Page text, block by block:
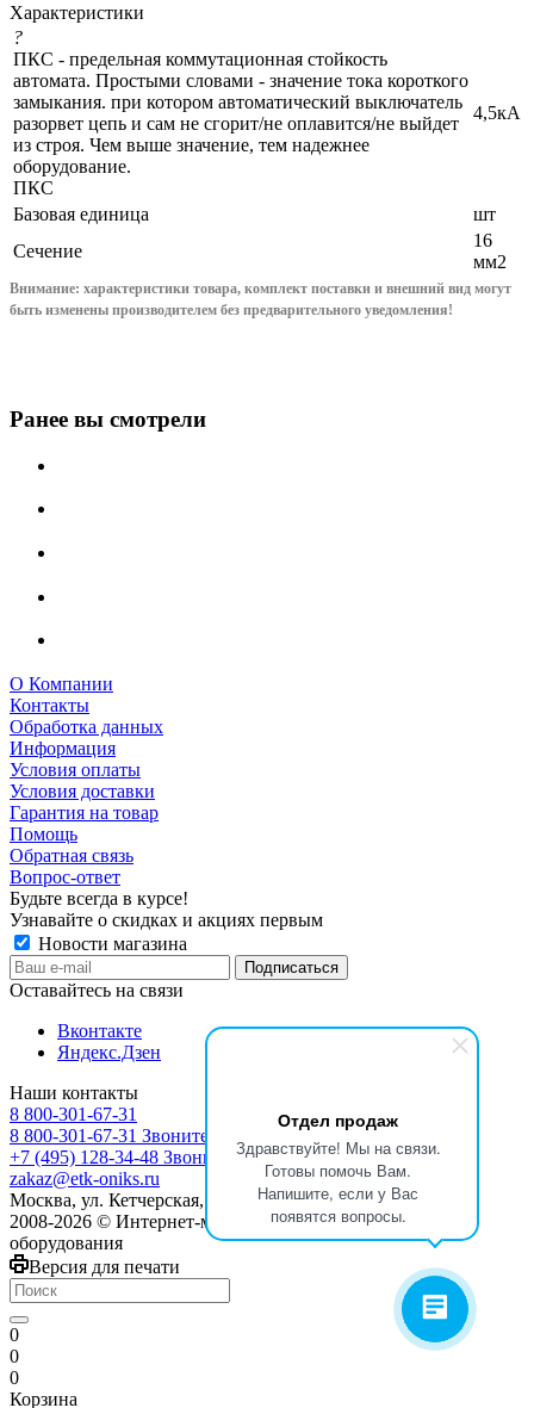
Отдел продаж
Здравствуйте! Мы на связи.
Готовы помочь Вам.
Напишите, если у Вас
появятся вопросы.
Характеристики
?
ПКС - предельная коммутационная стойкость
автомата. Простыми словами - значение тока короткого
замыкания. при котором автоматический выключатель
разорвет цепь и сам не сгорит/не оплавится/не выйдет
из строя. Чем выше значение, тем надежнее
оборудование.
ПКС
4,5кА
Базовая единица
шт
Сечение
16
мм2
Внимание: характеристики товара, комплект поставки и внешний вид могут
быть изменены производителем без предварительного уведомления!
Ранее вы смотрели
О Компании
Контакты
Обработка данных
Информация
Условия оплаты
Условия доставки
Гарантия на товар
Помощь
Обратная связь
Вопрос-ответ
Будьте всегда в курсе!
Узнавайте о скидках и акциях первым
Новости магазина
Оставайтесь на связи
Вконтакте
Яндекс.Дзен
Наши контакты
8 800-301-67-31
8 800-301-67-31 Звоните с 9:00 до 17:00
+7 (495) 128-34-48 Звоните с 8:30 до 17:30
zakaz@etk-oniks.ru
Москва, ул. Кетчерская,13
2008-2026 © Интернет-магазин электротехнического
оборудования
Версия для печати
0
0
0
Корзина